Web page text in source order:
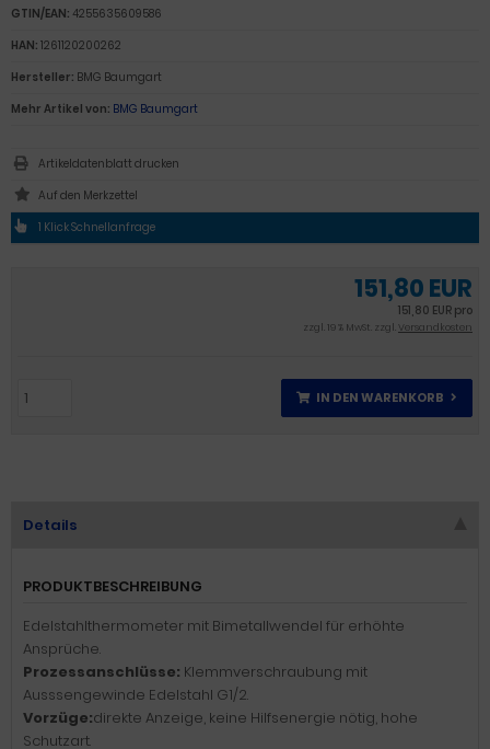
151,80 EUR
151,80 EUR pro
zzgl. 19 % MwSt. zzgl.Versandkosten
IN DEN WARENKORB
GTIN/EAN: 4255635609586
HAN: 1261120200262
Hersteller: BMG Baumgart
Mehr Artikel von: BMG Baumgart
Artikeldatenblatt drucken
1 Klick Schnellanfrage
Details
PRODUKTBESCHREIBUNG
Edelstahlthermometer mit Bimetallwendel für erhöhte
Ansprüche.
Prozessanschlüsse: Klemmverschraubung mit
Ausssengewinde Edelstahl G1/2.
Vorzüge:direkte Anzeige, keine Hilfsenergie nötig, hohe
Schutzart.